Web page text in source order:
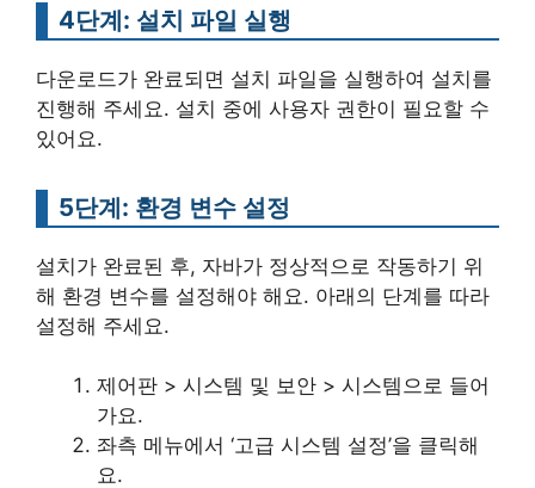
4단계: 설치 파일 실행
다운로드가 완료되면 설치 파일을 실행하여 설치를
진행해 주세요. 설치 중에 사용자 권한이 필요할 수
있어요.
5단계: 환경 변수 설정
설치가 완료된 후, 자바가 정상적으로 작동하기 위
해 환경 변수를 설정해야 해요. 아래의 단계를 따라
설정해 주세요.
제어판 > 시스템 및 보안 > 시스템으로 들어
가요.
좌측 메뉴에서 ‘고급 시스템 설정’을 클릭해
요.